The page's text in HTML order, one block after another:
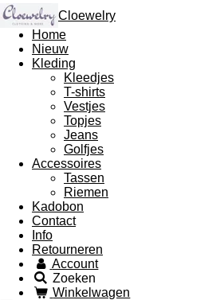
Cloewelry
Home
Nieuw
Kleding
Kleedjes
T-shirts
Vestjes
Topjes
Jeans
Golfjes
Accessoires
Tassen
Riemen
Kadobon
Contact
Info
Retourneren
Account
Zoeken
Winkelwagen